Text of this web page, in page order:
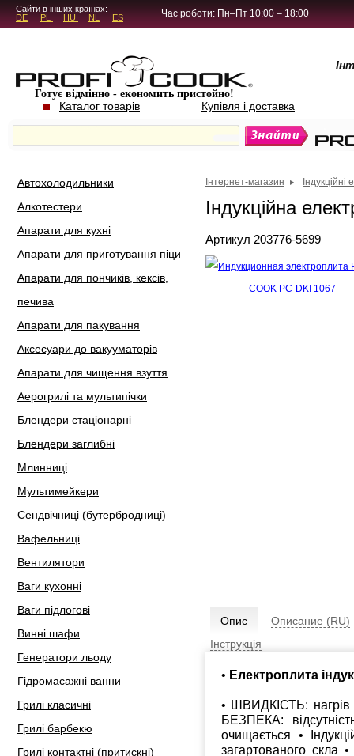
5.4.45Сайти в інших країнах:
DE
PL HU NL ES Час роботи: Пн–Пт 10:00 – 18:00
Готує відмінно - економить пристойно!
Каталог товарів Купівля і доставка
Автохолодильники
Алкотестери
Апарати для кухні
Апарати для приготування піци
Апарати для пончиків, кексів,
печива
Апарати для пакування
Аксесуари до вакууматорів
Апарати для чищення взуття
Аерогрилі та мультипічки
Блендери стаціонарні
Блендери заглибні
Млинниці
Мультимейкери
Сендвічниці (бутербродниці)
Вафельниці
Вентилятори
Ваги кухонні
Ваги підлогові
Винні шафи
Генератори льоду
Гідромасажні ванни
Грилі класичні
Грилі барбекю
Грилі контактні (притискні)
Інтернет-магазин
Індукційна
Артикул 203776-5699
Опис
Описание (RU)
Інструкція
• Електроплита
• ШВИДКІСТЬ: нагрів
БЕЗПЕКА:
очищається •
загартованого скла